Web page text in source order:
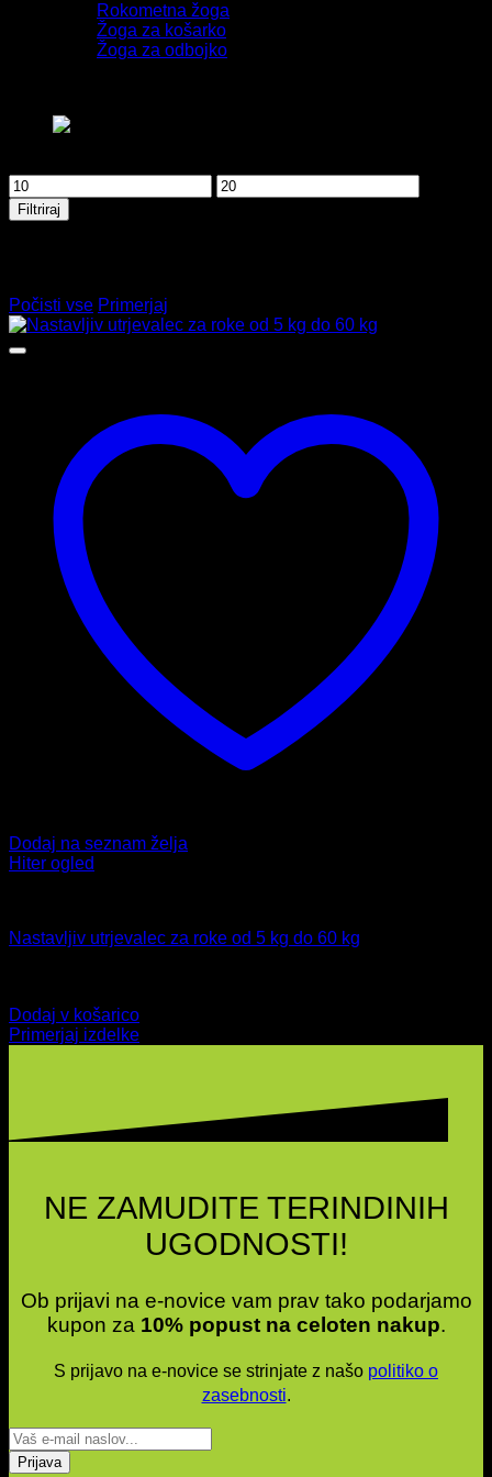
Rokometna žoga
Žoga za košarko
Žoga za odbojko
Min
cena
Max
cena
Filtriraj
Počisti vse Primerjaj
Dodaj na seznam želja
Hiter ogled
Nastavljiv utrjevalec za roke od 5 kg do 60 kg
Dodaj v košarico
Primerjaj izdelke
NE ZAMUDITE TERINDINIH
UGODNOSTI!
Ob prijavi na e-novice vam prav tako podarjamo
kupon za 10% popust na celoten nakup.
S prijavo na e-novice se strinjate z našo politiko o
zasebnosti.